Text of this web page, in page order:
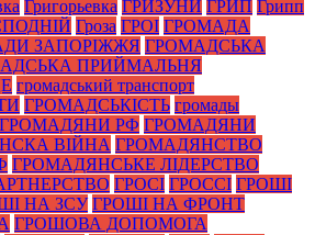
Григорьевка ГРИЗУНИ ГРИП Грипп
Гроза ГРОІ ГРОМАДА
ЗАПОРІЖЖЯ ГРОМАДСЬКА
ПРИЙМАЛЬНЯ
громадський транспорт
ГРОМАДСЬКІСТЬ громады
ГРОМАДЯНИ РФ ГРОМАДЯНИ
ВІЙНА ГРОМАДЯНСТВО
ГРОМАДЯНСЬКЕ ЛІДЕРСТВО
ГРОСІ ГРОССІ ГРОШІ
НА ЗСУ ГРОШІ НА ФРОНТ
ГРОШОВА ДОПОМОГА